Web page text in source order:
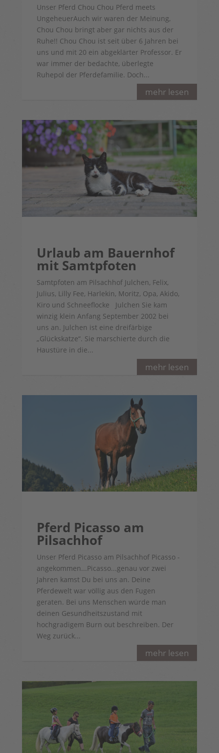
mehr lesen
Unser Pferd Chou Chou Pferd meets
UngeheuerAuch wir waren der Meinung,
Chou Chou bringt aber gar nichts aus der
Ruhe!! Chou Chou ist seit über 6 Jahren bei
uns und mit 20 ein abgeklärter Professor. Er
war immer der bedachte, überlegte
Ruhepol der Pferdefamilie. Doch...
mehr lesen
Urlaub am Bauernhof
mit Samtpfoten
Samtpfoten am Pilsachhof Julchen, Felix,
Julius, Lilly Fee, Harlekin, Moritz, Opa, Akido,
Kiro und Schneeflocke Julchen Sie kam
winzig klein Anfang September 2002 bei
uns an. Julchen ist eine dreifärbige
„Glückskatze“. Sie marschierte durch die
Haustüre in die...
mehr lesen
Pferd Picasso am
Pilsachhof
Unser Pferd Picasso am Pilsachhof Picasso -
angekommen...Picasso...genau vor zwei
Jahren kamst Du bei uns an. Deine
Pferdewelt war völlig aus den Fugen
geraten. Bei uns Menschen würde man
deinen Gesundheitszustand mit
hochgradigem Burn out beschreiben. Der
Weg zurück...